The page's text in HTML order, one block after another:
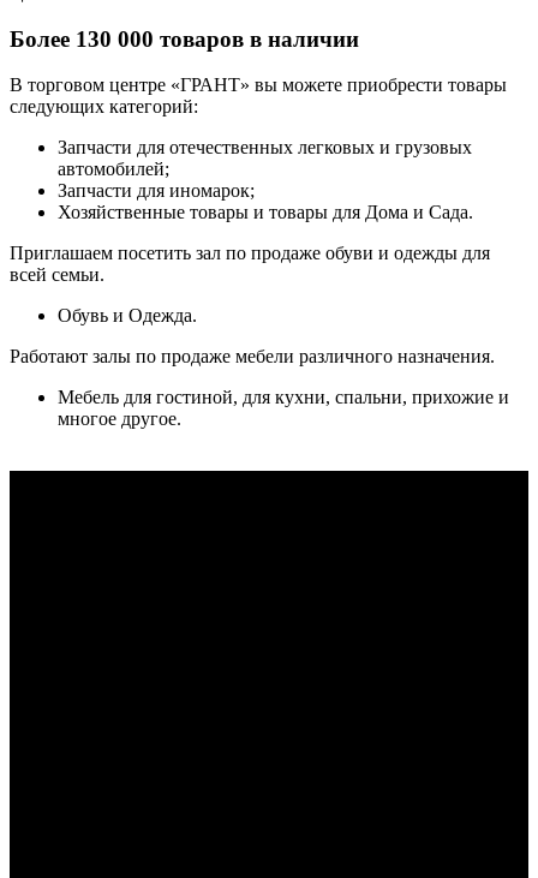
Более 130 000 товаров в наличии
В торговом центре «ГРАНТ» вы можете приобрести товары
следующих категорий:
Запчасти для отечественных легковых и грузовых
автомобилей;
Запчасти для иномарок;
Хозяйственные товары и товары для Дома и Сада.
Приглашаем посетить зал по продаже обуви и одежды для
всей семьи.
Обувь и Одежда.
Работают залы по продаже мебели различного назначения.
Мебель для гостиной, для кухни, спальни, прихожие и
многое другое.